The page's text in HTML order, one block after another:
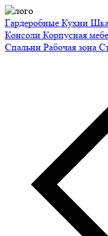
Гардеробные Кухни
Консоли Корпусная
Спальни Рабочая зона